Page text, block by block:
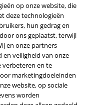
op onze website, die
deze technologieën
hun gedrag en
ons geplaatst, terwijl
en onze partners
veiligheid van onze
verbeteren en te
marketingdoeleinden
website, op sociale
worden